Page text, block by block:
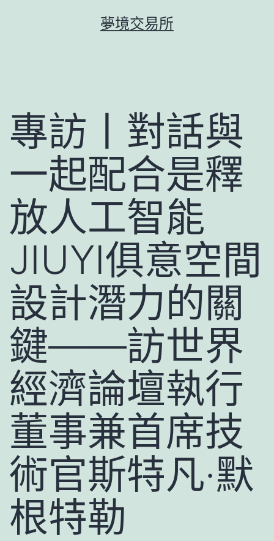
夢境交易所
專訪丨對話與
一起配合是釋
放人工智能
JIUYI俱意空間
設計潛力的關
鍵——訪世界
經濟論壇執行
董事兼首席技
術官斯特凡·默
根特勒